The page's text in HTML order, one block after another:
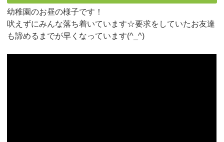
幼稚園のお昼の様子です！
吠えずにみんな落ち着いています☆要求をしていたお友達
も諦めるまでが早くなっています(^_^)